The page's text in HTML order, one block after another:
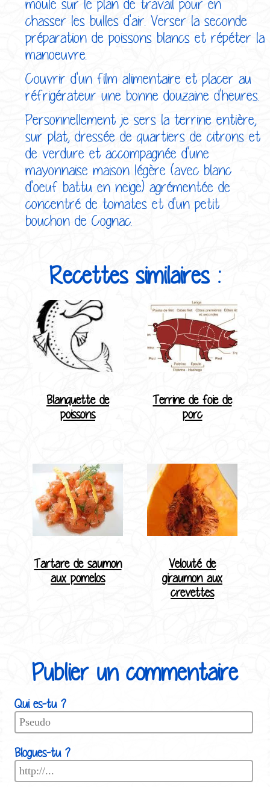
moule sur le plan de travail pour en
chasser les bulles d'air. Verser la seconde
préparation de poissons blancs et répéter la
manoeuvre.
Couvrir d'un film alimentaire et placer au
réfrigérateur une bonne douzaine d'heures.
Personnellement je sers la terrine entière,
sur plat, dressée de quartiers de citrons et
de verdure et accompagnée d'une
mayonnaise maison légère (avec blanc
d'oeuf battu en neige) agrémentée de
concentré de tomates et d'un petit
bouchon de Cognac.
Recettes similaires :
Blanquette de
poissons
Terrine de foie de
porc
Tartare de saumon
aux pomelos
Velouté de
giraumon aux
crevettes
Publier un commentaire
Qui es-tu ?
Blogues-tu ?